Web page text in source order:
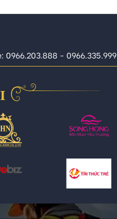
0966.203.888 - 0966.335.999